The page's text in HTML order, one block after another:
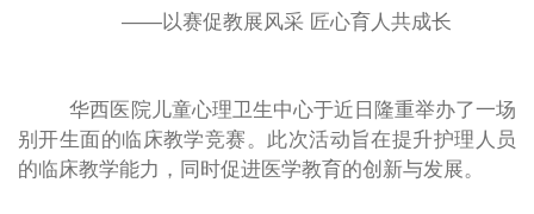
——以赛促教展风采 匠心育人共成长
华西医院儿童心理卫生中心于近日隆重举办了一场
别开生面的临床教学竞赛。此次活动旨在提升护理人员
的临床教学能力，同时促进医学教育的创新与发展。